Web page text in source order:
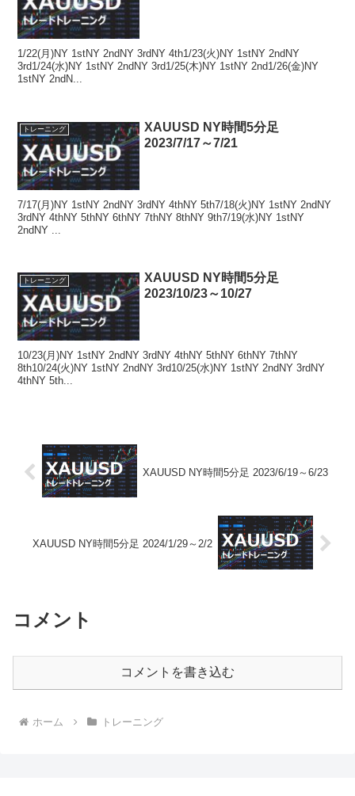
1/22(月)NY 1stNY 2ndNY 3rdNY 4th1/23(火)NY 1stNY 2ndNY
3rd1/24(水)NY 1stNY 2ndNY 3rd1/25(木)NY 1stNY 2nd1/26(金)NY
1stNY 2ndN...
トレーニング
XAUUSD NY時間5分足
2023/7/17～7/21
7/17(月)NY 1stNY 2ndNY 3rdNY 4thNY 5th7/18(火)NY 1stNY 2ndNY
3rdNY 4thNY 5thNY 6thNY 7thNY 8thNY 9th7/19(水)NY 1stNY
2ndNY ...
トレーニング
XAUUSD NY時間5分足
2023/10/23～10/27
10/23(月)NY 1stNY 2ndNY 3rdNY 4thNY 5thNY 6thNY 7thNY
8th10/24(火)NY 1stNY 2ndNY 3rd10/25(水)NY 1stNY 2ndNY 3rdNY
4thNY 5th...
XAUUSD NY時間5分足 2023/6/19～6/23
XAUUSD NY時間5分足 2024/1/29～2/2
コメント
コメントを書き込む
ホーム トレーニング